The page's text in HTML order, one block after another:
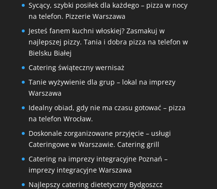
Sycący, szybki posiłek dla każdego – pizza w nocy
na telefon. Pizzerie Warszawa
Jesteś fanem kuchni włoskiej? Zasmakuj w
najlepszej pizzy. Tania i dobra pizza na telefon w
Bielsku Białej
Catering świąteczny wernisaż
Tanie wyżywienie dla grup – lokal na imprezy
Warszawa
Idealny obiad, gdy nie ma czasu gotować – pizza
na telefon Wrocław.
Doskonale zorganizowane przyjęcie – usługi
Cateringowe w Warszawie. Catering grill
Catering na imprezy integracyjne Poznań –
imprezy integracyjne Warszawa
Najlepszy catering dietetyczny Bydgoszcz